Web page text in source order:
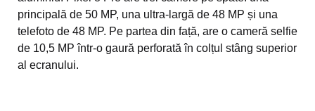
principală de 50 MP, una ultra-largă de 48 MP și una
telefoto de 48 MP. Pe partea din față, are o cameră selfie
de 10,5 MP într-o gaură perforată în colțul stâng superior
al ecranului.